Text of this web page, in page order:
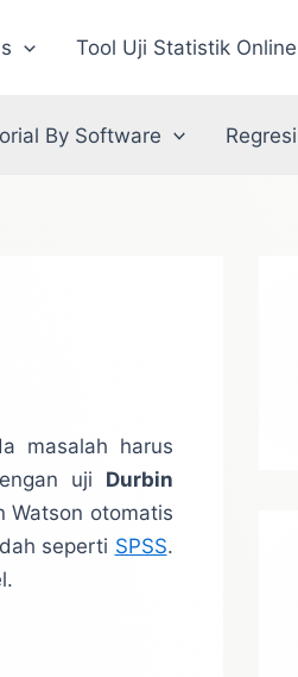
Tool Uji Statistik Online
By Software Regresi
masalah harus
uji Durbin
Watson otomatis
seperti SPSS.